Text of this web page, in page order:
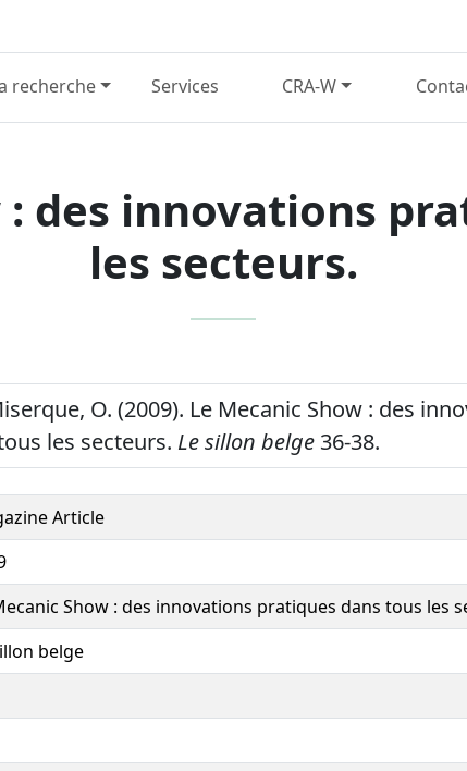
recherche Services CRA-W
: des innovations
les secteurs.
O. (2009). Le Mecanic Show : des
les secteurs. Le sillon belge 36-38.
Article
Show : des innovations pratiques dans tous les
belge